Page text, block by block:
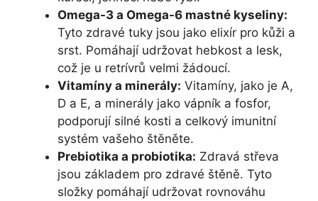
Omega-3 a Omega-6 mastné kyseliny:
Tyto zdravé tuky jsou jako elixír pro kůži a
srst. Pomáhají udržovat hebkost a lesk,
což je u retrívrů velmi žádoucí.
Vitamíny a minerály: Vitamíny, jako je A,
D a E, a minerály jako vápník a fosfor,
podporují silné kosti a celkový imunitní
systém vašeho štěněte.
Prebiotika a probiotika: Zdravá střeva
jsou základem pro zdravé štěně. Tyto
složky pomáhají udržovat rovnováhu